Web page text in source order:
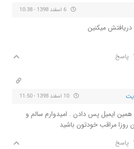
دریافتش میکنین
پاسخ
همین ایمیل پس دادن . امیدوارم سالم و
روزا مراقب خودتون باشید
پاسخ